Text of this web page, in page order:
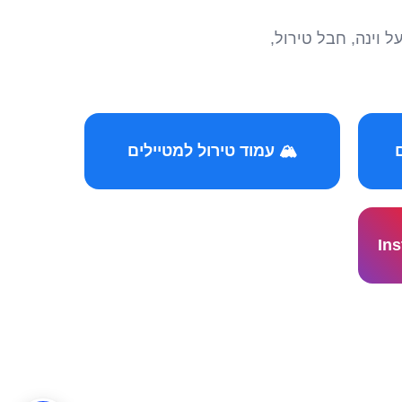
וינה, חבל טירול,
🏔️ עמוד טירול למטיילים